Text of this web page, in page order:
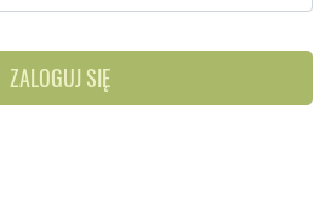
ZALOGUJ SIĘ